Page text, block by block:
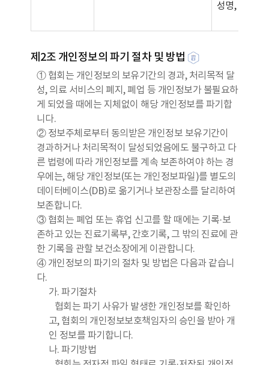
성명, 학교명
제2조 개인정보의 파기 절차 및 방법
① 협회는 개인정보의 보유기간의 경과, 처리목적 달
성, 의료 서비스의 폐지, 폐업 등 개인정보가 불필요하
게 되었을 때에는 지체없이 해당 개인정보를 파기합
니다.
② 정보주체로부터 동의받은 개인정보 보유기간이
경과하거나 처리목적이 달성되었음에도 불구하고 다
른 법령에 따라 개인정보를 계속 보존하여야 하는 경
우에는, 해당 개인정보(또는 개인정보파일)를 별도의
데이터베이스(DB)로 옮기거나 보관장소를 달리하여
보존합니다.
③ 협회는 폐업 또는 휴업 신고를 할 때에는 기록·보
존하고 있는 진료기록부, 간호기록, 그 밖의 진료에 관
한 기록을 관할 보건소장에게 이관합니다.
④ 개인정보의 파기의 절차 및 방법은 다음과 같습니
다.
가. 파기절차
협회는 파기 사유가 발생한 개인정보를 확인하
고, 협회의 개인정보보호책임자의 승인을 받아 개
인 정보를 파기합니다.
나. 파기방법